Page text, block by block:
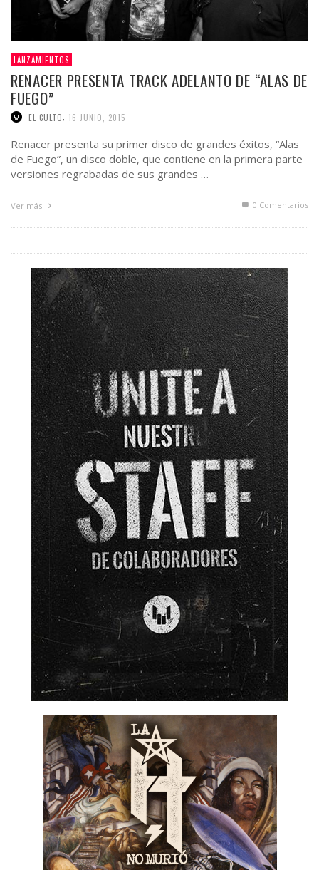
LANZAMIENTOS
RENACER PRESENTA TRACK ADELANTO DE “ALAS DE
FUEGO”
EL CULTO 16 JUNIO, 2015
Renacer​ presenta su primer disco de grandes éxitos, “Alas
de Fuego”, un disco doble, que contiene en la primera parte
versiones regrabadas de sus grandes …
Ver más 0 Comentarios